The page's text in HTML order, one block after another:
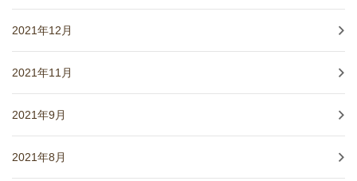
2021年12月
2021年11月
2021年9月
2021年8月